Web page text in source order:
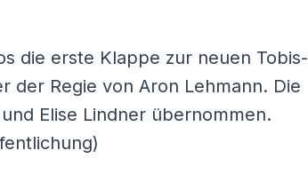
die erste Klappe zur neuen Tobis-
der Regie von Aron Lehmann. Die
Elise Lindner übernommen.